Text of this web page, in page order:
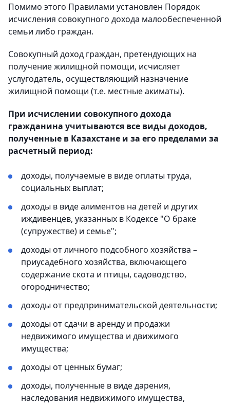
Помимо этого Правилами установлен Порядок
исчисления совокупного дохода малообеспеченной
семьи либо граждан.
Совокупный доход граждан, претендующих на
получение жилищной помощи, исчисляет
услугодатель, осуществляющий назначение
жилищной помощи (т.е. местные акиматы).
При исчислении совокупного дохода
гражданина учитываются все виды доходов,
полученные в Казахстане и за его пределами за
расчетный период:
доходы, получаемые в виде оплаты труда,
социальных выплат;
доходы в виде алиментов на детей и других
иждивенцев, указанных в Кодексе "О браке
(супружестве) и семье";
доходы от личного подсобного хозяйства –
приусадебного хозяйства, включающего
содержание скота и птицы, садоводство,
огородничество;
доходы от предпринимательской деятельности;
доходы от сдачи в аренду и продажи
недвижимого имущества и движимого
имущества;
доходы от ценных бумаг;
доходы, полученные в виде дарения,
наследования недвижимого имущества,